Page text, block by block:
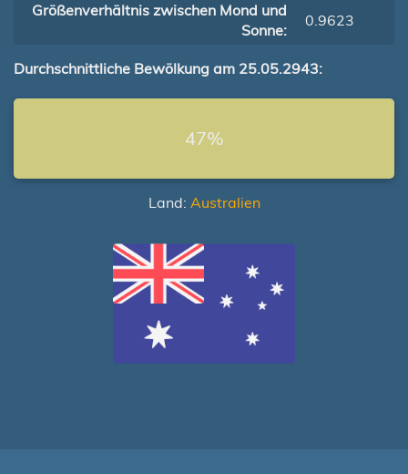
Größenverhältnis zwischen Mond und
Sonne:
0.9623
Durchschnittliche Bewölkung am 25.05.2943:
47%
Land: Australien